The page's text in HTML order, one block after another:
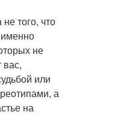
того, что
именно
не
вас,
или
а
на